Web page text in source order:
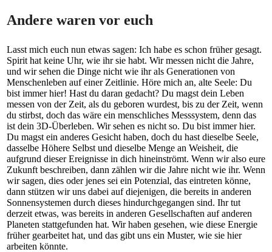
Andere waren vor euch
Lasst mich euch nun etwas sagen: Ich habe es schon früher gesagt.
Spirit hat keine Uhr, wie ihr sie habt. Wir messen nicht die Jahre,
und wir sehen die Dinge nicht wie ihr als Generationen von
Menschenleben auf einer Zeitlinie. Höre mich an, alte Seele: Du
bist immer hier! Hast du daran gedacht? Du magst dein Leben
messen von der Zeit, als du geboren wurdest, bis zu der Zeit, wenn
du stirbst, doch das wäre ein menschliches Messsystem, denn das
ist dein 3D-Überleben. Wir sehen es nicht so. Du bist immer hier.
Du magst ein anderes Gesicht haben, doch du hast dieselbe Seele,
dasselbe Höhere Selbst und dieselbe Menge an Weisheit, die
aufgrund dieser Ereignisse in dich hineinströmt. Wenn wir also eure
Zukunft beschreiben, dann zählen wir die Jahre nicht wie ihr. Wenn
wir sagen, dies oder jenes sei ein Potenzial, das eintreten könne,
dann stützen wir uns dabei auf diejenigen, die bereits in anderen
Sonnensystemen durch dieses hindurchgegangen sind. Ihr tut
derzeit etwas, was bereits in anderen Gesellschaften auf anderen
Planeten stattgefunden hat. Wir haben gesehen, wie diese Energie
früher gearbeitet hat, und das gibt uns ein Muster, wie sie hier
arbeiten könnte.